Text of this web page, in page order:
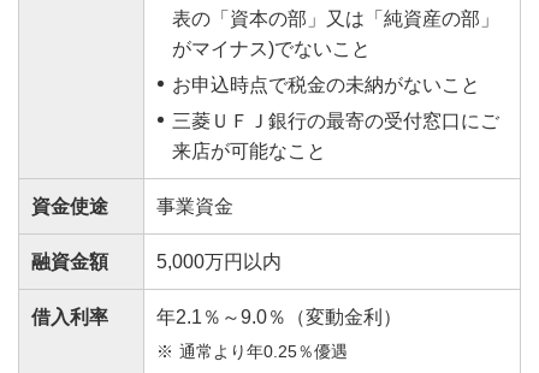
表の「資本の部」又は「純資産の部」
がマイナス)でないこと
お申込時点で税金の未納がないこと
三菱ＵＦＪ銀行の最寄の受付窓口にご
来店が可能なこと
資金使途 事業資金
融資金額 5,000万円以内
借入利率 年2.1％～9.0％（変動金利）
通常より年0.25％優遇